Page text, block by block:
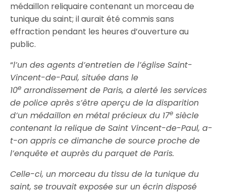
médaillon reliquaire contenant un morceau de
tunique du saint; il aurait été commis sans
effraction pendant les heures d’ouverture au
public.
“l’un des agents d’entretien de l’église Saint-
Vincent-de-Paul, située dans le
10e arrondissement de Paris, a alerté les services
de police après s’être aperçu de la disparition
d’un médaillon en métal précieux du 17e siècle
contenant la relique de Saint Vincent-de-Paul, a-
t-on appris ce dimanche de source proche de
l’enquête et auprès du parquet de Paris.
Celle-ci, un morceau du tissu de la tunique du
saint, se trouvait exposée sur un écrin disposé